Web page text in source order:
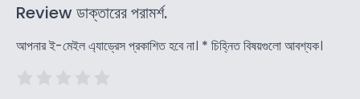
Review ডাক্তারের পরামর্শ.
আপনার ই-মেইল এ্যাড্রেস প্রকাশিত হবে না। * চিহ্নিত বিষয়গুলো আবশ্যক।